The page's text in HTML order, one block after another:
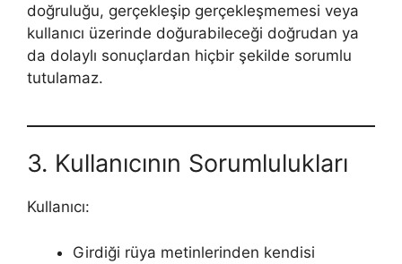
doğruluğu, gerçekleşip gerçekleşmemesi veya
kullanıcı üzerinde doğurabileceği doğrudan ya
da dolaylı sonuçlardan hiçbir şekilde sorumlu
tutulamaz.
3. Kullanıcının Sorumlulukları
Kullanıcı:
Girdiği rüya metinlerinden kendisi